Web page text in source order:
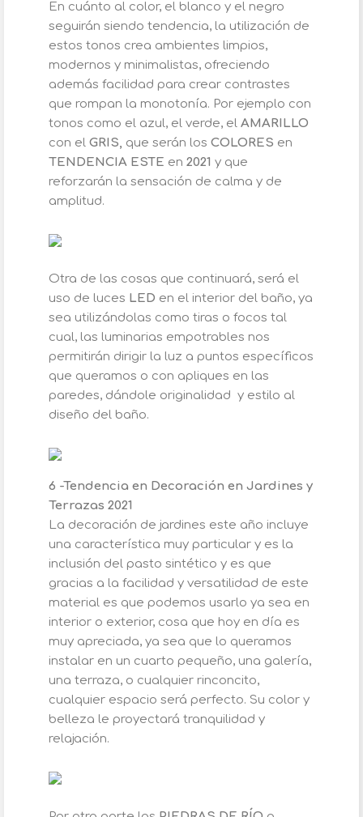
En cuánto al color, el blanco y el negro
seguirán siendo tendencia, la utilización de
estos tonos crea ambientes limpios,
modernos y minimalistas, ofreciendo
además facilidad para crear contrastes
que rompan la monotonía. Por ejemplo con
tonos como el azul, el verde, el AMARILLO
con el GRIS, que serán los COLORES en
TENDENCIA ESTE en 2021 y que
reforzarán la sensación de calma y de
amplitud.
Otra de las cosas que continuará, será el
uso de luces LED en el interior del baño, ya
sea utilizándolas como tiras o focos tal
cual, las luminarias empotrables nos
permitirán dirigir la luz a puntos específicos
que queramos o con apliques en las
paredes, dándole originalidad y estilo al
diseño del baño.
6 -Tendencia en Decoración en Jardines y
Terrazas 2021
La decoración de jardines este año incluye
una característica muy particular y es la
inclusión del pasto sintético y es que
gracias a la facilidad y versatilidad de este
material es que podemos usarlo ya sea en
interior o exterior, cosa que hoy en día es
muy apreciada, ya sea que lo queramos
instalar en un cuarto pequeño, una galería,
una terraza, o cualquier rinconcito,
cualquier espacio será perfecto. Su color y
belleza le proyectará tranquilidad y
relajación.